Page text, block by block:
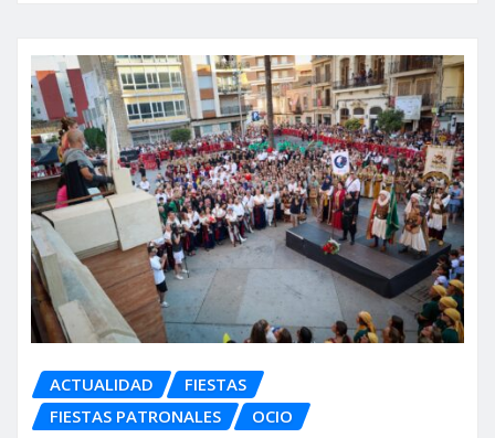
ACTUALIDAD
FIESTAS
FIESTAS PATRONALES
OCIO